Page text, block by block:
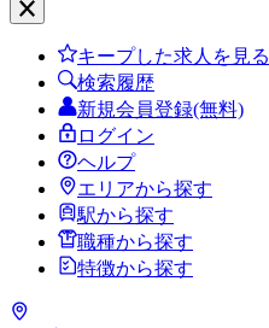
キープした求人を見る
検索履歴
新規会員登録(無料)
ログイン
ヘルプ
エリアから探す
駅から探す
職種から探す
特徴から探す